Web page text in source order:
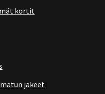
kortit
jakeet